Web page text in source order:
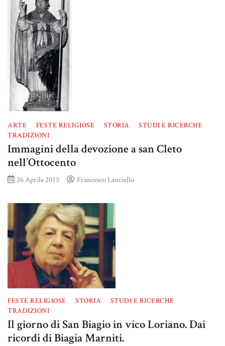
ARTE FESTE RELIGIOSE STORIA
STUDI E RICERCHE
TRADIZIONI
Immagini della devozione a san Cleto
nell’Ottocento
26 Aprile 2015 Francesco Lauciello
FESTE RELIGIOSE STORIA
STUDI E RICERCHE
TRADIZIONI
Il giorno di San Biagio in vico Loriano. Dai
ricordi di Biagia Marniti.